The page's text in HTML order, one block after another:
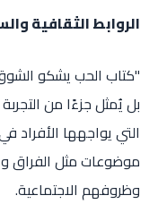
الروابط الثقافية
"كتاب الحب يشكو
بل يُمثل جزءًا من
التي يواجهها الأفراد
موضوعات مثل الفراق
وظروفهم الاجتماعية.